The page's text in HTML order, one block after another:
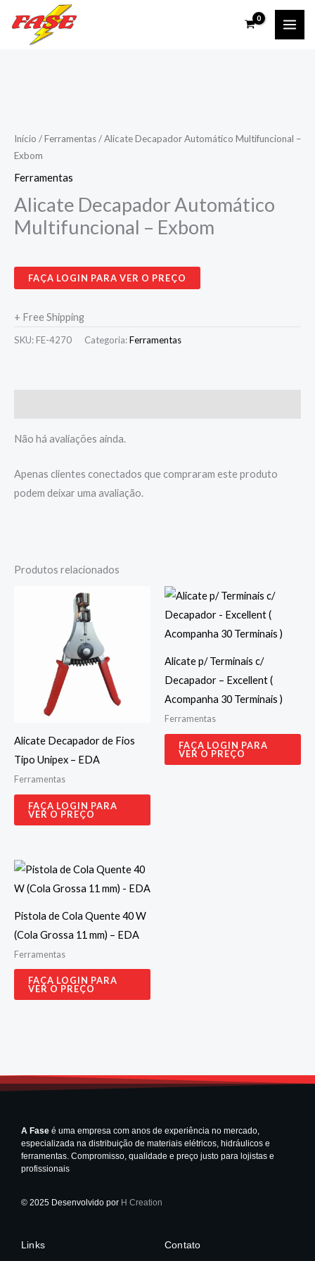
para
Início /Ferramentas/ Alicate Decapador Automático Multifuncional –
Exbom
Ferramentas
Alicate Decapador Automático
Multifuncional – Exbom
FAÇA LOGIN PARA VER O PREÇO
+ Free Shipping
SKU: FE-4270 Categoria:Ferramentas
Não há avaliações ainda.
Apenas clientes conectados que compraram este produto
podem deixar uma avaliação.
Produtos relacionados
Alicate Decapador de Fios
Tipo Unipex – EDA
Ferramentas
FAÇA LOGIN PARA
VER O PREÇO
Alicate p/ Terminais c/
Decapador – Excellent (
Acompanha 30 Terminais )
Ferramentas
FAÇA LOGIN PARA
VER O PREÇO
Pistola de Cola Quente 40 W
(Cola Grossa 11 mm) – EDA
Ferramentas
FAÇA LOGIN PARA
VER O PREÇO
A Fase é uma empresa com anos de experiência no mercado,
especializada na distribuição de materiais elétricos, hidráulicos e
ferramentas. Compromisso, qualidade e preço justo para lojistas e
profissionais
© 2025 Desenvolvido por H Creation
Links Contato